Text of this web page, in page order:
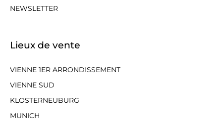
NEWSLETTER
Lieux de vente
VIENNE 1ER ARRONDISSEMENT
VIENNE SUD
KLOSTERNEUBURG
MUNICH